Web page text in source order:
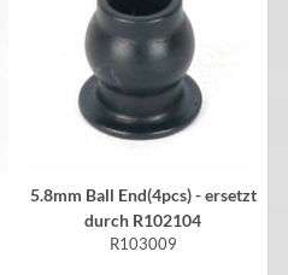
5.8mm Ball End(4pcs) - ersetzt
durch R102104
R103009